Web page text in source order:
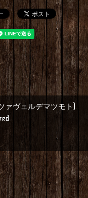
ァヴェルデマツモト).